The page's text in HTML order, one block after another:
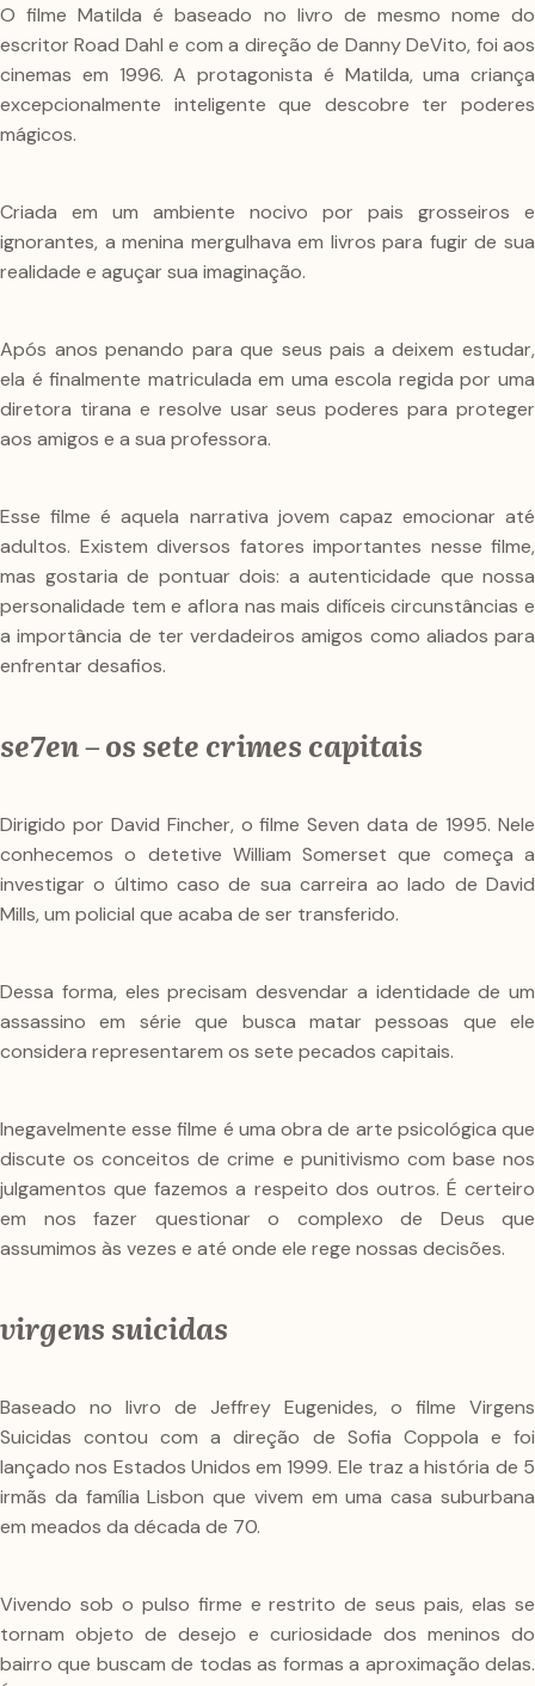
O filme Matilda é baseado no livro de mesmo nome do
escritor Road Dahl e com a direção de Danny DeVito, foi aos
cinemas em 1996. A protagonista é Matilda, uma criança
excepcionalmente inteligente que descobre ter poderes
mágicos.
Criada em um ambiente nocivo por pais grosseiros e
ignorantes, a menina mergulhava em livros para fugir de sua
realidade e aguçar sua imaginação.
Após anos penando para que seus pais a deixem estudar,
ela é finalmente matriculada em uma escola regida por uma
diretora tirana e resolve usar seus poderes para proteger
aos amigos e a sua professora.
Esse filme é aquela narrativa jovem capaz emocionar até
adultos. Existem diversos fatores importantes nesse filme,
mas gostaria de pontuar dois: a autenticidade que nossa
personalidade tem e aflora nas mais difíceis circunstâncias e
a importância de ter verdadeiros amigos como aliados para
enfrentar desafios.
se7en – os sete crimes capitais
Dirigido por David Fincher, o filme Seven data de 1995. Nele
conhecemos o detetive William Somerset que começa a
investigar o último caso de sua carreira ao lado de David
Mills, um policial que acaba de ser transferido.
Dessa forma, eles precisam desvendar a identidade de um
assassino em série que busca matar pessoas que ele
considera representarem os sete pecados capitais.
Inegavelmente esse filme é uma obra de arte psicológica que
discute os conceitos de crime e punitivismo com base nos
julgamentos que fazemos a respeito dos outros. É certeiro
em nos fazer questionar o complexo de Deus que
assumimos às vezes e até onde ele rege nossas decisões.
virgens suicidas
Baseado no livro de Jeffrey Eugenides, o filme Virgens
Suicidas contou com a direção de Sofia Coppola e foi
lançado nos Estados Unidos em 1999. Ele traz a história de 5
irmãs da família Lisbon que vivem em uma casa suburbana
em meados da década de 70.
Vivendo sob o pulso firme e restrito de seus pais, elas se
tornam objeto de desejo e curiosidade dos meninos do
bairro que buscam de todas as formas a aproximação delas.